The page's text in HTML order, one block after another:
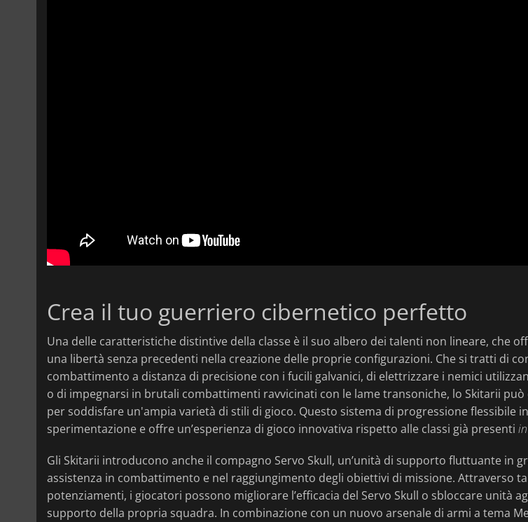
Crea il tuo guerriero cibernetico perfetto
Una delle caratteristiche distintive della classe è il suo albero dei talenti non lineare, che
una libertà senza precedenti nella creazione delle proprie configurazioni. Che si tratti di
combattimento a distanza di precisione con i fucili galvanici, di elettrizzare i nemici
o di impegnarsi in brutali combattimenti ravvicinati con le lame transoniche, lo Skitarii può
per soddisfare un'ampia varietà di stili di gioco. Questo sistema di progressione flessibile
sperimentazione e offre un’esperienza di gioco innovativa rispetto alle classi già presenti
Gli Skitarii introducono anche il compagno Servo Skull, un’unità di supporto fluttuante in
assistenza in combattimento e nel raggiungimento degli obiettivi di missione. Attraverso
potenziamenti, i giocatori possono migliorare l’efficacia del Servo Skull o sbloccare unità
supporto della propria squadra. In combinazione con un nuovo arsenale di armi a tema